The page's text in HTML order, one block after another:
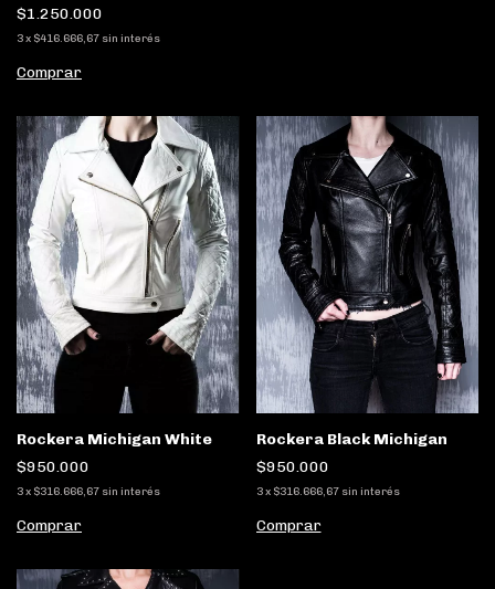
$1.250.000
3x $416.666,67 sin interés
Comprar
Rockera Michigan White
$950.000
3x $316.666,67 sin interés
Comprar
Rockera Black Michigan
$950.000
3 x $316.666,67 sin interés
Comprar